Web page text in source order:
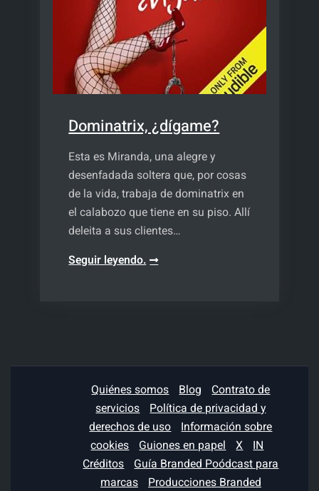
Dominatrix, ¿dígame?
Esta es Miranda, una alegre y
desenfadada soltera que, por cosas
de la vida, trabaja de dominatrix en
el calabozo que tiene en su piso. Allí
deleita a sus clientes…
Seguir leyendo.Dominatrix,
Quiénes somos Blog
Contrato de
servicios
Política de privacidad y
derechos de uso
Información sobre
cookies
Guiones en papel X
IN
Créditos
Guía Branded Poódcast para
marcas
Producciones Branded